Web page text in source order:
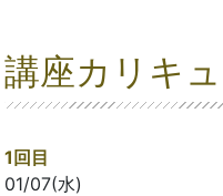
講座カリキ
1回目
01/07(水)